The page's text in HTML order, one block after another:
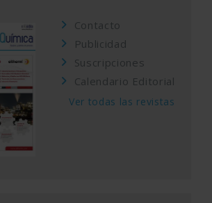
Contacto
Publicidad
Suscripciones
Calendario Editorial
Ver todas las revistas